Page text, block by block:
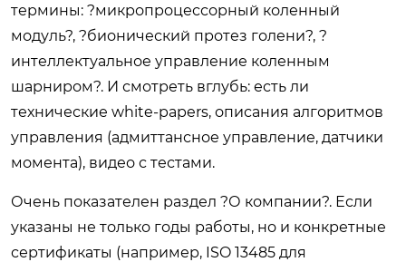
термины: ?микропроцессорный коленный
модуль?, ?бионический протез голени?, ?
интеллектуальное управление коленным
шарниром?. И смотреть вглубь: есть ли
технические white-papers, описания алгоритмов
управления (адмиттансное управление, датчики
момента), видео с тестами.
Очень показателен раздел ?О компании?. Если
указаны не только годы работы, но и конкретные
сертификаты (например, ISO 13485 для